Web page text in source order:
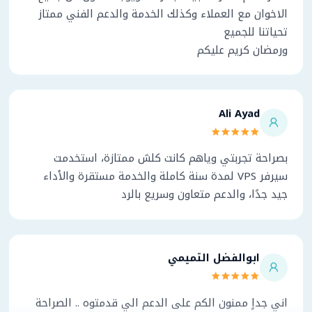
تحياتنا للجميع
ورمضان كريم عليكم
بصراحة تجربتي وياهم كانت كلش ممتازة، استخدمت
سيرفر VPS لمدة سنة كاملة والخدمة مستقرة والأداء
جيد جدًا، والدعم متعاون وسريع بالرد